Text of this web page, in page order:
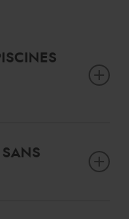
profil de fond, son